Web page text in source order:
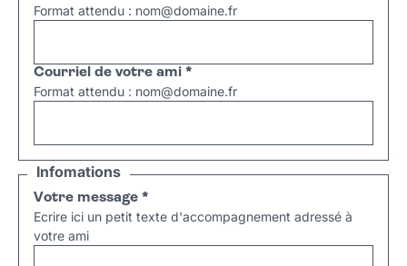
Format attendu : nom@domaine.fr
Courriel de votre ami *
Format attendu : nom@domaine.fr
Infomations
Votre message *
Ecrire ici un petit texte d'accompagnement adressé à
votre ami